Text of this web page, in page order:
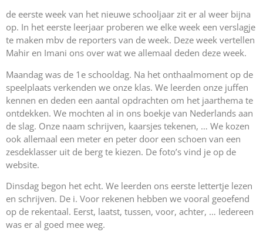
de eerste week van het nieuwe schooljaar zit er al weer bijna
op. In het eerste leerjaar proberen we elke week een verslagje
te maken mbv de reporters van de week. Deze week vertellen
Mahir en Imani ons over wat we allemaal deden deze week.
Maandag was de 1e schooldag. Na het onthaalmoment op de
speelplaats verkenden we onze klas. We leerden onze juffen
kennen en deden een aantal opdrachten om het jaarthema te
ontdekken. We mochten al in ons boekje van Nederlands aan
de slag. Onze naam schrijven, kaarsjes tekenen, … We kozen
ook allemaal een meter en peter door een schoen van een
zesdeklasser uit de berg te kiezen. De foto’s vind je op de
website.
Dinsdag begon het echt. We leerden ons eerste lettertje lezen
en schrijven. De i. Voor rekenen hebben we vooral geoefend
op de rekentaal. Eerst, laatst, tussen, voor, achter, … Iedereen
was er al goed mee weg.